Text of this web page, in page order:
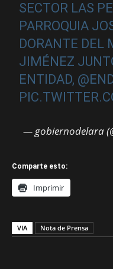
SECTOR LAS
PARROQUIA
DORANTE DEL
JIMÉNEZ
ENTIDAD,
— gobiernodelara
Comparte esto:
Imprimir
VIA Nota de Prensa